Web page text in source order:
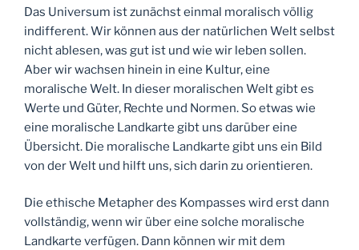
Das Universum ist zunächst einmal moralisch völlig
indifferent. Wir können aus der natürlichen Welt selbst
nicht ablesen, was gut ist und wie wir leben sollen.
Aber wir wachsen hinein in eine Kultur, eine
moralische Welt. In dieser moralischen Welt gibt es
Werte und Güter, Rechte und Normen. So etwas wie
eine moralische Landkarte gibt uns darüber eine
Übersicht. Die moralische Landkarte gibt uns ein Bild
von der Welt und hilft uns, sich darin zu orientieren.
Die ethische Metapher des Kompasses wird erst dann
vollständig, wenn wir über eine solche moralische
Landkarte verfügen. Dann können wir mit dem